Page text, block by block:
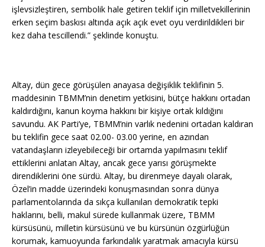
işlevsizleştiren, sembolik hale getiren teklif için milletvekillerinin
erken seçim baskısı altında açık açık evet oyu verdirildikleri bir
kez daha tescillendi.” şeklinde konuştu.
Altay, dün gece görüşülen anayasa değişiklik teklifinin 5.
maddesinin TBMM’nin denetim yetkisini, bütçe hakkını ortadan
kaldırdığını, kanun koyma hakkını bir kişiye ortak kıldığını
savundu. AK Parti’ye, TBMM’nin varlık nedenini ortadan kaldıran
bu teklifin gece saat 02.00- 03.00 yerine, en azından
vatandaşların izleyebileceği bir ortamda yapılmasını teklif
ettiklerini anlatan Altay, ancak gece yarısı görüşmekte
direndiklerini öne sürdü. Altay, bu direnmeye dayalı olarak,
Özel’in madde üzerindeki konuşmasından sonra dünya
parlamentolarında da sıkça kullanılan demokratik tepki
haklarını, belli, makul sürede kullanmak üzere, TBMM
kürsüsünü, milletin kürsüsünü ve bu kürsünün özgürlüğün
korumak, kamuoyunda farkındalık yaratmak amacıyla kürsü